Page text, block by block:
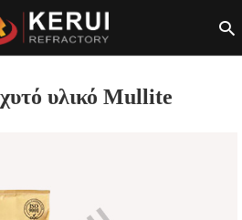
υλικό Mullite